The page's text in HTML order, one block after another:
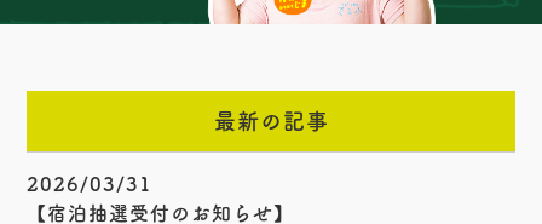
最新の記事
2026/03/31
【宿泊抽選受付のお知らせ】